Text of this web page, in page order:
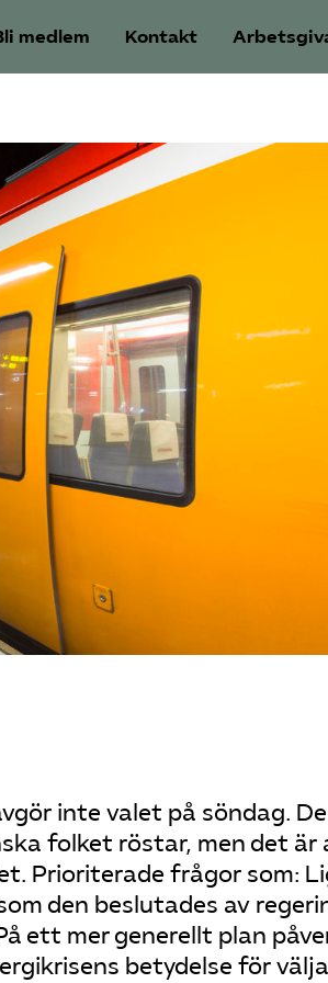
medlem Kontakt
inte valet på söndag. De
folket röstar, men det är
Prioriterade frågor som:
den beslutades av
ett mer generellt plan
betydelse för